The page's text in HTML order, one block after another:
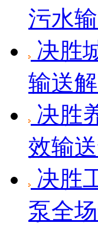
污水
决胜
输送
决胜
效输
决胜
泵全